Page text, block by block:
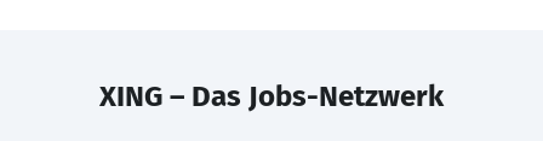
XING – Das Jobs-Netzwerk